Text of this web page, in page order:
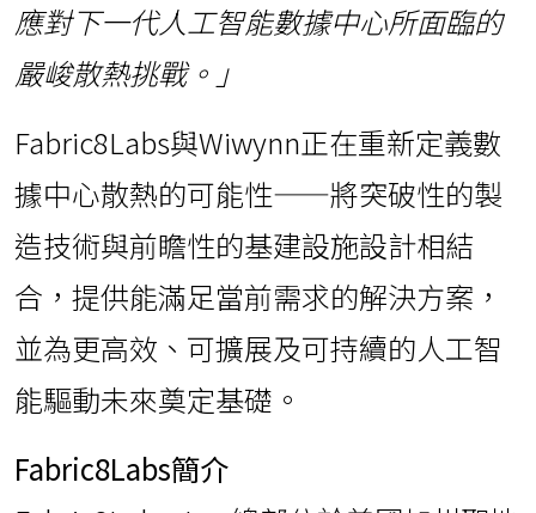
應對下一代人工智能數據中心所面臨的
嚴峻散熱挑戰。」
Fabric8Labs與Wiwynn正在重新定義數
據中心散熱的可能性——將突破性的製
造技術與前瞻性的基建設施設計相結
合，提供能滿足當前需求的解決方案，
並為更高效、可擴展及可持續的人工智
能驅動未來奠定基礎。
Fabric8Labs簡介